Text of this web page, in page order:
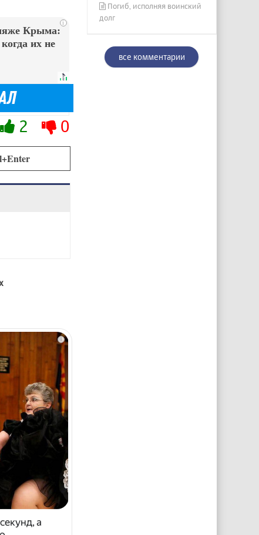
i
Крыма:
их не
2 0
i
а
Погиб, исполняя воинский
долг
все комментарии